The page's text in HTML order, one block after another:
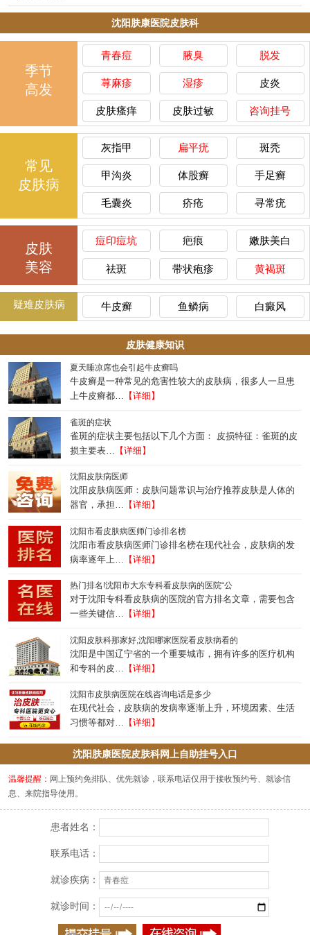
沈阳肤康医院皮肤科
季节
高发
青春痘 腋臭 脱发
荨麻疹 湿疹 皮炎
皮肤瘙痒 皮肤过敏 咨询挂号
常见
皮肤病
灰指甲 扁平疣 斑秃
甲沟炎 体股癣 手足癣
毛囊炎 疥疮 寻常疣
皮肤
美容
痘印痘坑 疤痕 嫩肤美白
祛斑 带状疱疹 黄褐斑
疑难皮肤病 牛皮癣 鱼鳞病 白癜风
皮肤健康知识
夏天睡凉席也会引起牛皮癣吗
牛皮癣是一种常见的危害性较大的皮肤病，很多人一旦患
上牛皮癣都… 【详细】
雀斑的症状
雀斑的症状主要包括以下几个方面： 皮损特征：雀斑的皮
损主要表…
【详细】
沈阳皮肤病医师
沈阳皮肤病医师：皮肤问题常识与治疗推荐皮肤是人体的
器官，承担… 【详细】
沈阳市看皮肤病医师门诊排名榜
沈阳市看皮肤病医师门诊排名榜在现代社会，皮肤病的发
病率逐年上…
【详细】
热门排名!沈阳市大东专科看皮肤病的医院“公
对于沈阳专科看皮肤病的医院的官方排名文章，需要包含
一些关键信… 【详细】
沈阳皮肤科那家好,沈阳哪家医院看皮肤病看的
沈阳是中国辽宁省的一个重要城市，拥有许多的医疗机构
和专科的皮…
【详细】
沈阳市皮肤病医院在线咨询电话是多少
在现代社会，皮肤病的发病率逐渐上升，环境因素、生活
习惯等都对… 【详细】
沈阳肤康医院皮肤科网上自助挂号入口
温馨提醒： 网上预约免排队、优先就诊，联系电话仅用于接收预约号、就诊信
息、来院指导使用。
患者姓名：
联系电话：
就诊疾病：
就诊时间：